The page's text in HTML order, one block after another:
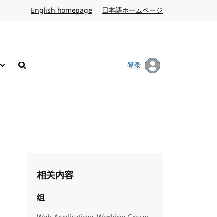
English homepage 英文日本語ホームページ
搜索
登录
相关内容
组